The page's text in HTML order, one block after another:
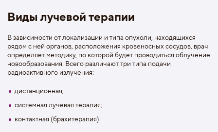
Виды лучевой терапии
В зависимости от локализации и типа опухоли, находящихся
рядом с ней органов, расположения кровеносных сосудов, врач
определяет методику, по которой будет проводиться облучение
новообразования. Всего различают три типа подачи
радиоактивного излучения:
дистанционная;
системная лучевая терапия;
контактная (брахитерапия).